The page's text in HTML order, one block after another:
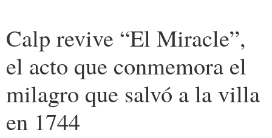
Calp revive “El Miracle”,
el acto que conmemora el
milagro que salvó a la villa
en 1744